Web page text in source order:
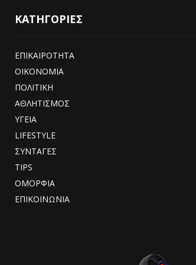
ΚΑΤΗΓΟΡΙΕΣ
ΕΠΙΚΑΙΡΟΤΗΤΑ
ΟΙΚΟΝΟΜΙΑ
ΠΟΛΙΤΙΚΗ
ΑΘΛΗΤΙΣΜΟΣ
ΥΓΕΙΑ
LIFESTYLE
ΣΥΝΤΑΓΕΣ
TIPS
ΟΜΟΡΦΙΑ
ΕΠΙΚΟΙΝΩΝΙΑ